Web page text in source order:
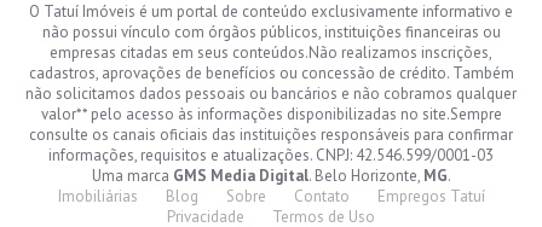
O Tatuí Imóveis é um portal de conteúdo exclusivamente informativo e
não possui vínculo com órgãos públicos, instituições financeiras ou
empresas citadas em seus conteúdos.Não realizamos inscrições,
cadastros, aprovações de benefícios ou concessão de crédito. Também
não solicitamos dados pessoais ou bancários e não cobramos qualquer
valor** pelo acesso às informações disponibilizadas no site.Sempre
consulte os canais oficiais das instituições responsáveis para confirmar
informações, requisitos e atualizações. CNPJ: 42.546.599/0001-03
Uma marca GMS Media Digital. Belo Horizonte, MG.
Imobiliárias
Blog Sobre Contato
Empregos Tatuí
Privacidade
Termos de Uso